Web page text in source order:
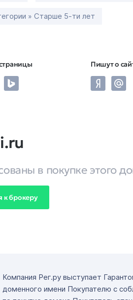
» Старше 5-ти лет
Пишут о
в покупке этого
к брокеру
Компания Рег.ру выступает
доменного имени Покупателю с